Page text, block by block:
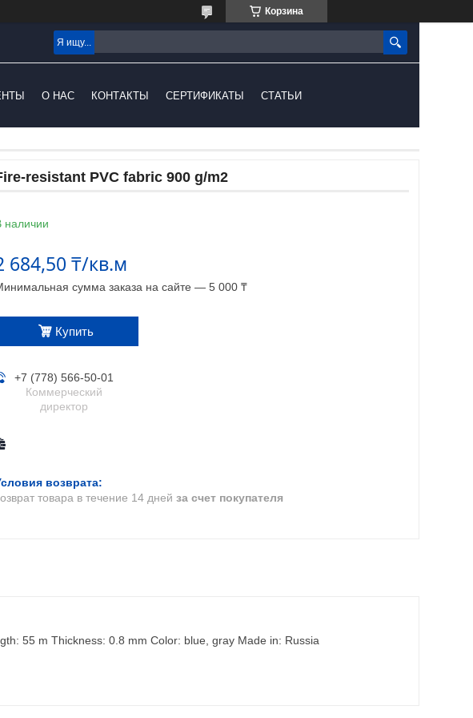
Корзина
О НАС КОНТАКТЫ СЕРТИФИКАТЫ СТАТЬИ
resistant PVC fabric 900 g/m2
наличии
684,50 ₸/кв.м
сумма заказа на сайте — 5 000 ₸
Купить
+7 (778) 566-50-01
Коммерческий
директор
товара в течение 14 дней за счет покупателя
55 m Thickness: 0.8 mm Color: blue, gray Made in: Russia